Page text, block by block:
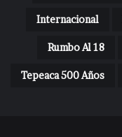
Internacional
Rumbo Al 18
Tepeaca 500 Años